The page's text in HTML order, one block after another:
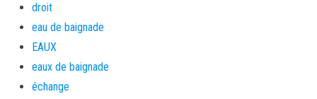
droit
eau de baignade
EAUX
eaux de baignade
échange